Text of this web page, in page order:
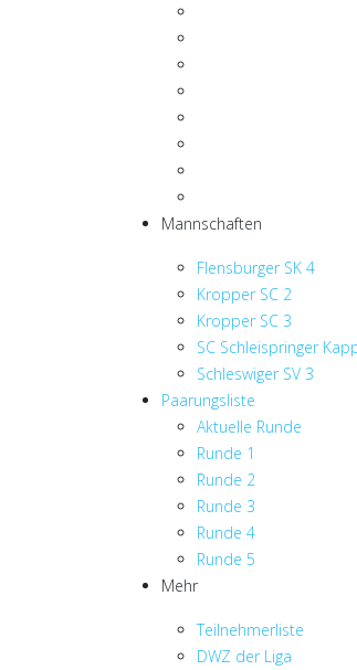
Mannschaften
Flensburger SK 4
Kropper SC 2
Kropper SC 3
SC Schleispringer
Schleswiger SV 3
Paarungsliste
Aktuelle Runde
Runde 1
Runde 2
Runde 3
Runde 4
Runde 5
Mehr
Teilnehmerliste
DWZ der Liga